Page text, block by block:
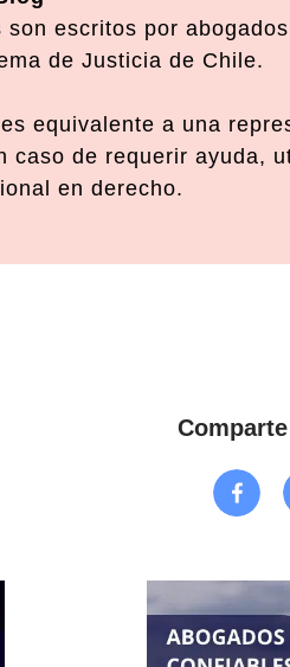
escritos por
de Justicia de Chile.
equivalente a una
caso de requerir ayuda,
en derecho.